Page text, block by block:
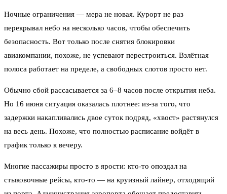
Ночные ограничения — мера не новая. Курорт не раз
перекрывал небо на несколько часов, чтобы обеспечить
безопасность. Вот только после снятия блокировки
авиакомпании, похоже, не успевают перестроиться. Взлётная
полоса работает на пределе, а свободных слотов просто нет.
Обычно сбой рассасывается за 6–8 часов после открытия неба.
Но 16 июня ситуация оказалась плотнее: из-за того, что
задержки накапливались двое суток подряд, «хвост» растянулся
на весь день. Похоже, что полностью расписание войдёт в
график только к вечеру.
Многие пассажиры просто в ярости: кто-то опоздал на
стыковочные рейсы, кто-то — на круизный лайнер, отходящий